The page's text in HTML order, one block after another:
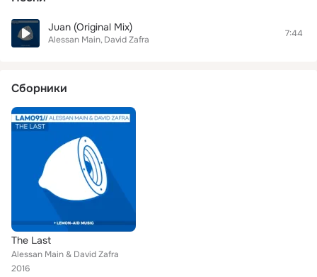
Juan (Original Mix)
Alessan Main David Zafra
7:44
Сборники
The Last
Alessan Main & David Zafra
2016